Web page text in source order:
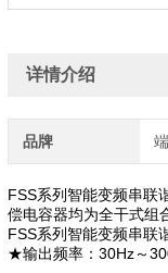
详情介绍
品牌
FSS系列智能变频串联
偿电容器均为全干式组
FSS系列智能变频串联
★输出频率：30Hz～